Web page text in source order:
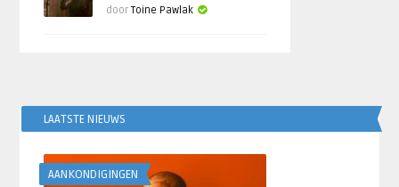
doorToine Pawlak
LAATSTE NIEUWS
AANKONDIGINGEN